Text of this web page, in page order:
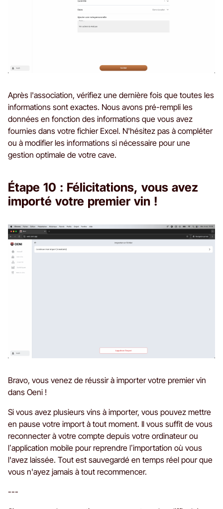
Après l'association, vérifiez une dernière fois que toutes les
informations sont exactes. Nous avons pré-rempli les
données en fonction des informations que vous avez
fournies dans votre fichier Excel. N'hésitez pas à compléter
ou à modifier les informations si nécessaire pour une
gestion optimale de votre cave.
Étape 10 : Félicitations, vous avez
importé votre premier vin !
Bravo, vous venez de réussir à importer votre premier vin
dans Oeni !
Si vous avez plusieurs vins à importer, vous pouvez mettre
en pause votre import à tout moment. Il vous suffit de vous
reconnecter à votre compte depuis votre ordinateur ou
l’application mobile pour reprendre l’importation où vous
l'avez laissée. Tout est sauvegardé en temps réel pour que
vous n'ayez jamais à tout recommencer.
---